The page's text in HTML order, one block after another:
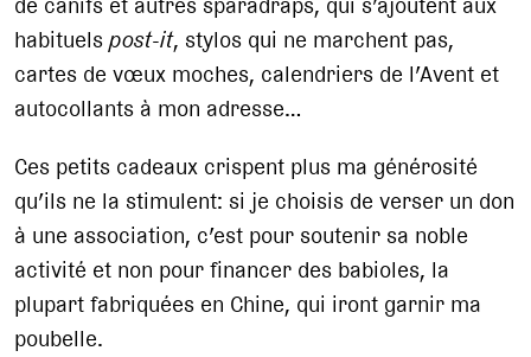
habituelspost-it, stylos qui ne marchent pas,
cartes de vœux moches, calendriers de l’Avent et
autocollants à mon adresse…
Ces petits cadeaux crispent plus ma générosité
qu’ils ne la stimulent: si je choisis de verser un don
à une association, c’est pour soutenir sa noble
activité et non pour financer des babioles, la
plupart fabriquées en Chine, qui iront garnir ma
poubelle.